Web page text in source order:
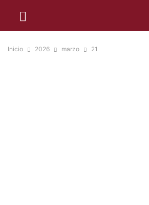
Inicio 2026 marzo 21